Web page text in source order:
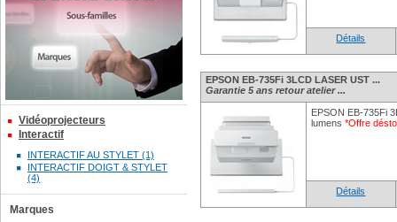
Vidéoprojecteurs
Interactif
INTERACTIF AU STYLET (1)
INTERACTIF DOIGT & STYLET
(4)
Marques
Détails
EPSON EB-735Fi 3LCD LASER UST ...
Garantie 5 ans retour atelier ...
EPSON EB-735Fi
lumens *Offre
Détails